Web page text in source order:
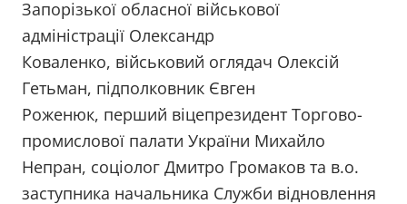
Запорізької обласної військової
адміністрації Олександр
Коваленко, військовий оглядач Олексій
Гетьман, підполковник Євген
Роженюк, перший віцепрезидент Торгово-
промислової палати України Михайло
Непран, соціолог Дмитро Громаков та в.о.
заступника начальника Служби відновлення